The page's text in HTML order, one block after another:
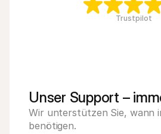
Trustpilot
Unser Support –
Wir unterstützen Sie, wann
benötigen.